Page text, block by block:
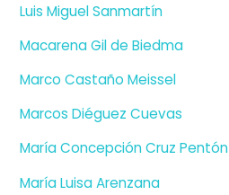
Luis Miguel Sanmartín
Macarena Gil de Biedma
Marco Castaño Meissel
Marcos Diéguez Cuevas
María Concepción Cruz Pentón
María Luisa Arenzana